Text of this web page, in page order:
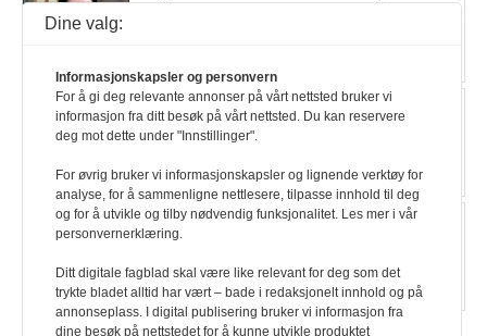
BPA-jubel i Ullensaker
Les mer
Skriver om seksuelle erfaringer
Les mer
Dine valg:
Informasjonskapsler og personvern
For å gi deg relevante annonser på vårt nettsted bruker vi
informasjon fra ditt besøk på vårt nettsted. Du kan reservere
deg mot dette under "Innstillinger".
For øvrig bruker vi informasjonskapsler og lignende verktøy for
analyse, for å sammenligne nettlesere, tilpasse innhold til deg
og for å utvikle og tilby nødvendig funksjonalitet. Les mer i vår
personvernerklæring.
Ditt digitale fagblad skal være like relevant for deg som det
trykte bladet alltid har vært – bade i redaksjonelt innhold og på
annonseplass. I digital publisering bruker vi informasjon fra
dine besøk på nettstedet for å kunne utvikle produktet